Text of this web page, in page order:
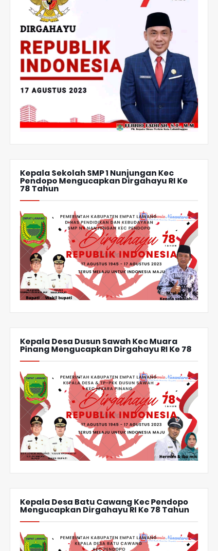
Kepala Sekolah SMP 1 Nunjungan Kec
Pendopo Mengucapkan Dirgahayu RI Ke
78 Tahun
Kepala Desa Dusun Sawah Kec Muara
Pinang Mengucapkan Dirgahayu RI Ke 78
Kepala Desa Batu Cawang Kec Pendopo
Mengucapkan Dirgahayu RI Ke 78 Tahun